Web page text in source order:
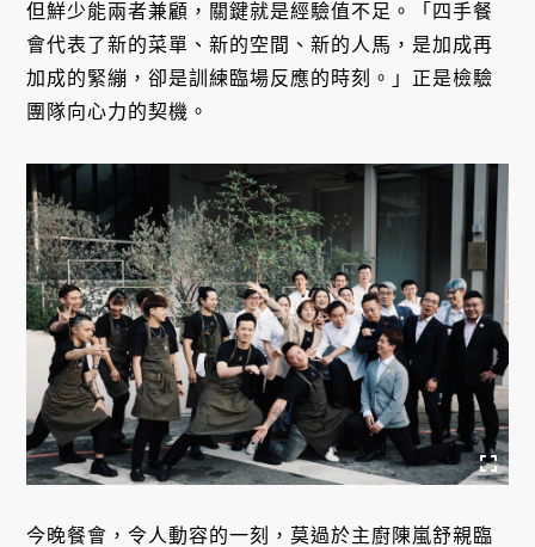
但鮮少能兩者兼顧，關鍵就是經驗值不足。「四手餐
會代表了新的菜單、新的空間、新的人馬，是加成再
加成的緊繃，卻是訓練臨場反應的時刻。」正是檢驗
團隊向心力的契機。
今晚餐會，令人動容的一刻，莫過於主廚陳嵐舒親臨